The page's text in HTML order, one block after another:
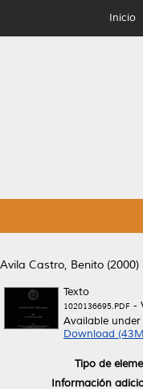
Inicio
Avila Castro, Benito (2000)
Texto
1020136695.PDF -
Available under
Download
Tipo de
Información